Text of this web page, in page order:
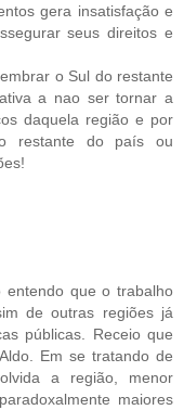
gera insatisfação e
seus direitos e
o Sul do restante
a nao ser tornar a
daquela região e por
restante do país ou
entendo que o trabalho
de outras regiões já
públicas. Receio que
Em se tratando de
a região, menor
maiores